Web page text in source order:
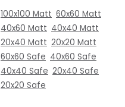
100x100 Matt 60x60 Matt
40x60 Matt 40x40 Matt
20x40 Matt 20x20 Matt
60x60 Safe 40x60 Safe
40x40 Safe 20x40 Safe
20x20 Safe